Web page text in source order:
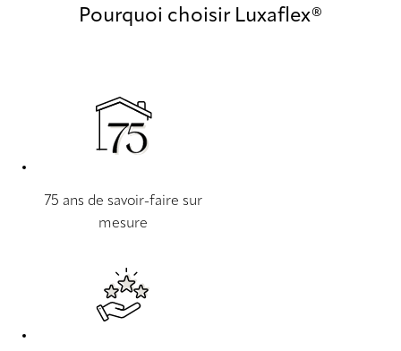
Pourquoi choisir Luxaflex®
75 ans de savoir-faire sur
mesure